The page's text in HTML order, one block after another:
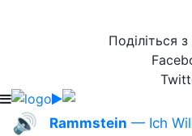
Поділіться
🔊 Rammstein — Ich